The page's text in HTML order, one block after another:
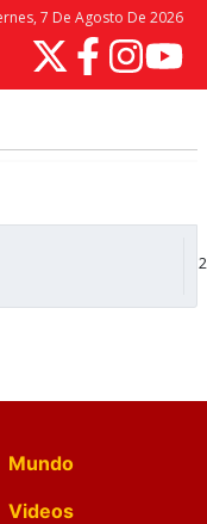
7 De Agosto De 2026
Mundo
Videos